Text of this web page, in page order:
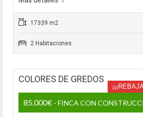
17339 m2
2 Habitaciones
COLORES DE GREDOS
85.000€ - FINCA CON